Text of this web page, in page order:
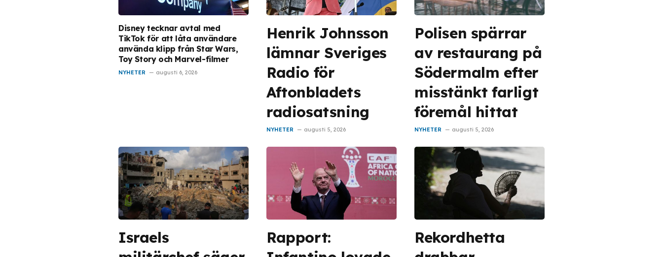
Disney tecknar avtal med
TikTok för att låta användare
använda klipp från Star Wars,
Toy Story och Marvel-filmer
NYHETER augusti 6, 2026
Henrik Johnsson
lämnar Sveriges
Radio för
Aftonbladets
radiosatsning
NYHETER augusti 5, 2026
Polisen spärrar
av restaurang på
Södermalm efter
misstänkt farligt
föremål hittat
NYHETER augusti 5, 2026
Israels
Rapport:
Rekordhetta